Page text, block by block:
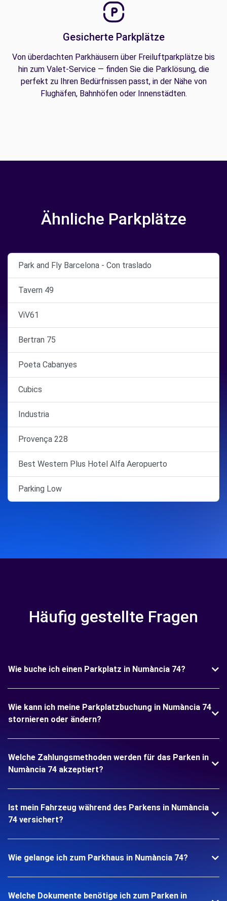
Gesicherte Parkplätze
Von überdachten Parkhäusern über Freiluftparkplätze bis
hin zum Valet-Service — finden Sie die Parklösung, die
perfekt zu Ihren Bedürfnissen passt, in der Nähe von
Flughäfen, Bahnhöfen oder Innenstädten.
Ähnliche Parkplätze
Park and Fly Barcelona - Con traslado
Tavern 49
ViV61
Bertran 75
Poeta Cabanyes
Cubics
Industria
Provença 228
Best Western Plus Hotel Alfa Aeropuerto
Parking Low
Häufig gestellte Fragen
Wie buche ich einen Parkplatz in Numància 74?
Wie kann ich meine Parkplatzbuchung in Numància 74
stornieren oder ändern?
Welche Zahlungsmethoden werden für das Parken in
Numància 74 akzeptiert?
Ist mein Fahrzeug während des Parkens in Numància
74 versichert?
Wie gelange ich zum Parkhaus in Numància 74?
Welche Dokumente benötige ich zum Parken in